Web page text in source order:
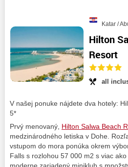
Katar /
Hilton
Resort
all
V našej ponuke nájdete dva hotely:
5*
Prvý menovaný, Hilton Salwa Beach
medzinárodného letiska v Dohe.
vstupom do mora ponúka okrem
Falls s rozlohou 57 000 m2 s viac